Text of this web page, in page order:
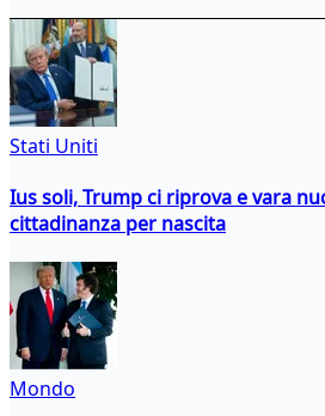
Stati Uniti
Ius soli, Trump ci riprova e vara
cittadinanza per nascita
Mondo